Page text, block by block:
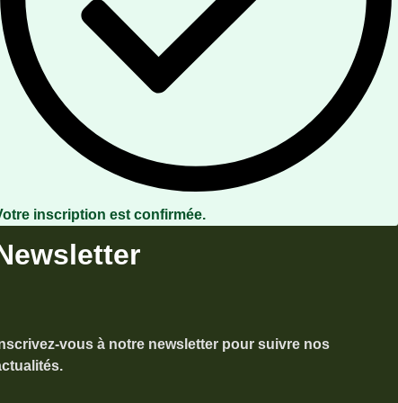
inscription est confirmée.
vous à notre newsletter pour suivre nos